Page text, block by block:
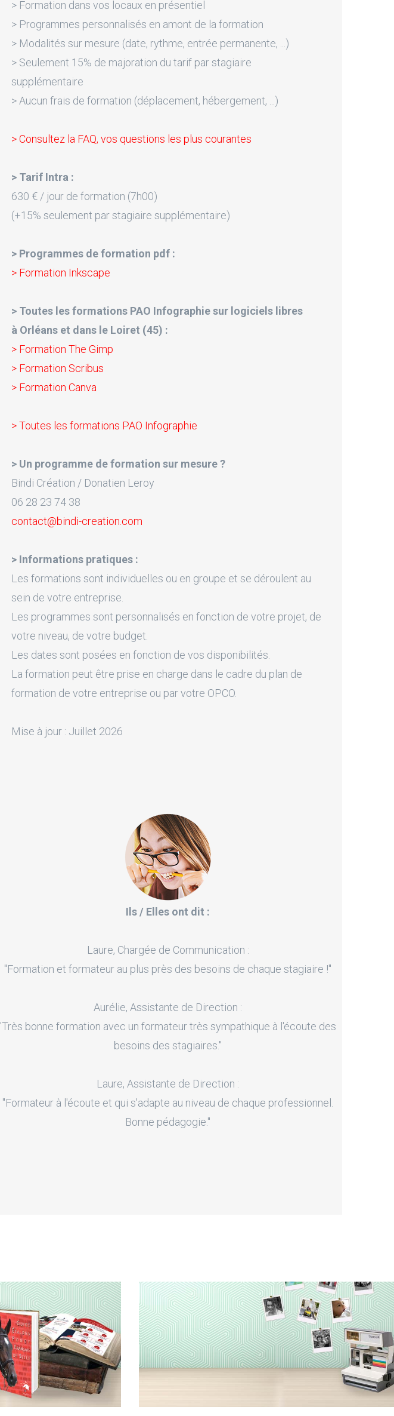
> Formation dans vos locaux en présentiel
> Programmes personnalisés en amont de la formation
> Modalités sur mesure (date, rythme, entrée permanente, ...)
> Seulement 15% de majoration du tarif par stagiaire
supplémentaire
> Aucun frais de formation (déplacement, hébergement, ...)
> Consultez la FAQ, vos questions les plus courantes
> Tarif Intra :
630 € / jour de formation (7h00)
(+15% seulement par stagiaire supplémentaire)
> Programmes de formation pdf :
> Formation Inkscape
> Toutes les formations PAO Infographie sur logiciels libres
à Orléans et dans le Loiret (45) :
> Formation The Gimp
> Formation Scribus
> Formation Canva
> Toutes les formations PAO Infographie
> Un programme de formation sur mesure ?
Bindi Création / Donatien Leroy
06 28 23 74 38
contact@bindi-creation.com
> Informations pratiques :
Les formations sont individuelles ou en groupe et se déroulent au
sein de votre entreprise.
Les programmes sont personnalisés en fonction de votre projet, de
votre niveau, de votre budget.
Les dates sont posées en fonction de vos disponibilités.
La formation peut être prise en charge dans le cadre du plan de
formation de votre entreprise ou par votre OPCO.
Mise à jour : Juillet 2026
Ils / Elles ont dit :
Laure, Chargée de Communication :
"Formation et formateur au plus près des besoins de chaque stagiaire !"
Aurélie, Assistante de Direction :
'Très bonne formation avec un formateur très sympathique à l'écoute des
besoins des stagiaires."
Laure, Assistante de Direction :
"Formateur à l'écoute et qui s'adapte au niveau de chaque professionnel.
Bonne pédagogie."